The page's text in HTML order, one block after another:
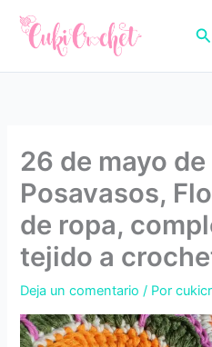
contenido
26 de mayo
Posavasos,
de ropa,
tejido a
Deja un comentario / Por